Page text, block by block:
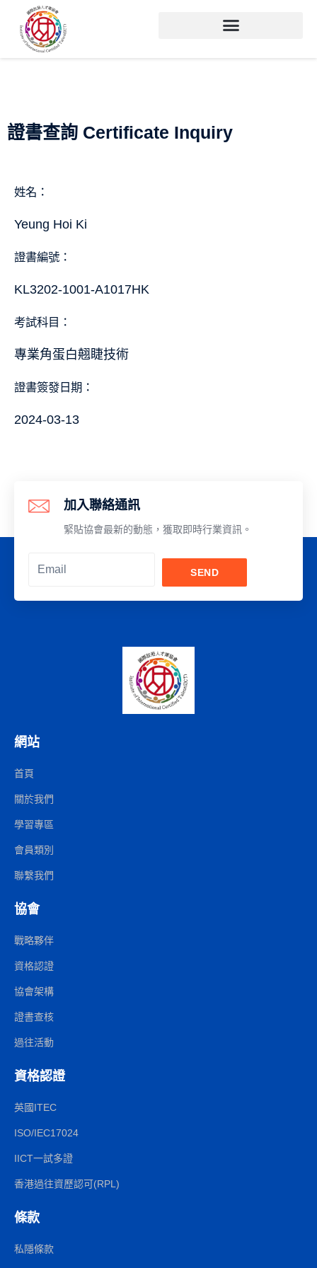
證書查詢 Certificate Inquiry
姓名：
Yeung Hoi Ki
證書編號：
KL3202-1001-A1017HK
考試科目：
專業角蛋白翹睫技術
證書簽發日期：
2024-03-13
加入聯絡通訊
緊貼協會最新的動態，獲取即時行業資訊。
SEND
網站
首頁
關於我們
學習專區
會員類別
聯繫我們
協會
戰略夥伴
資格認證
協會架構
證書查核
過往活動
資格認證
英國ITEC
ISO/IEC17024
IICT一試多證
香港過往資歷認可(RPL)
條款
私隱條款